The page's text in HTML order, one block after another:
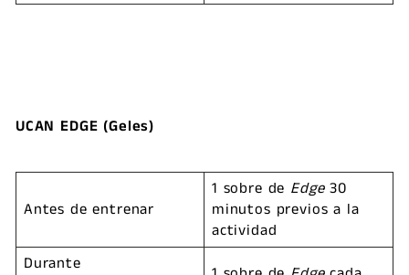
UCAN EDGE (Geles)
Antes de entrenar
1 sobre de Edge30
minutos previos a la
actividad
Durante